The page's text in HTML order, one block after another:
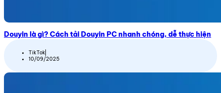
Douyin là gì? Cách tải Douyin PC nhanh chóng, dễ thực hiện
TikTok
10/09/2025